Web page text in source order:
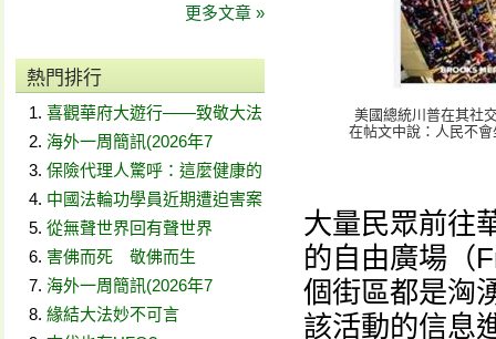
更多文章 »
熱門排行
喜觀華府大遊行——致敬大法
海外一周簡訊(2026年7
保險代理人驚呼：這麼健康的
中國法輪功學員近期遭迫害案
從無聲世界回有聲世界
害佛而死 敬佛而生
海外一周簡訊(2026年7
緣結大法妙不可言
美國總統川普在其社
在帖文中說：人民不
大量民眾前往
的自由廣場（
個街區都是洶
該活動的信息